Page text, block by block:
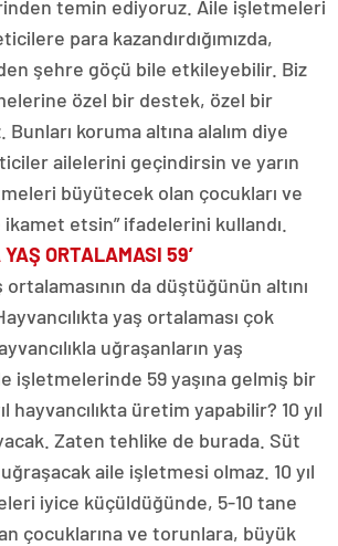
temin ediyoruz. Aile işletmeleri
para kazandırdığımızda,
şehre göçü bile etkileyebilir. Biz
özel bir destek, özel bir
koruma altına alalım diye
ailelerini geçindirsin ve yarın
büyütecek olan çocukları ve
etsin” ifadelerini kullandı.
ORTALAMASI 59’
ortalamasının da düştüğünün altını
yaş ortalaması çok
uğraşanların yaş
işletmelerinde 59 yaşına gelmiş bir
hayvancılıkta üretim yapabilir? 10 yıl
Zaten tehlike de burada. Süt
aile işletmesi olmaz. 10 yıl
iyice küçüldüğünde, 5-10 tane
çocuklarına ve torunlara, büyük